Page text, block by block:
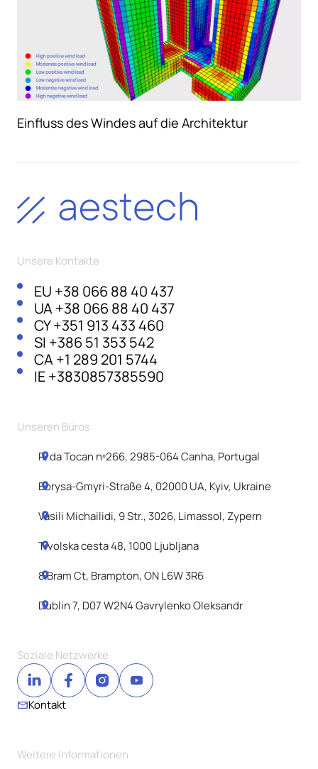
Einfluss des Windes auf die Architektur
Unsere Kontakte
EU +38 066 88 40 437
UA+38 066 88 40 437
CY+351 913 433 460
SI +386 51 353 542
CA+1 289 201 5744
IE+3830857385590
Unseren Büros
R. da Tocan nº266, 2985-064 Canha, Portugal
Borysa-Gmyri-Straße 4, 02000 UA, Kyiv, Ukraine
Vasili Michailidi, 9 Str., 3026, Limassol, Zypern
Tivolska cesta 48, 1000 Ljubljana
8 Bram Ct, Brampton, ON L6W 3R6
Dublin 7, D07 W2N4 Gavrylenko Oleksandr
Weitere Informationen
Soziale Netzwerke
Kontakt